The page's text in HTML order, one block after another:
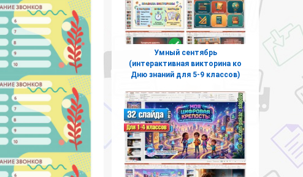
Умный сентябрь
(интерактивная викторина ко
Дню знаний для 5-9 классов)